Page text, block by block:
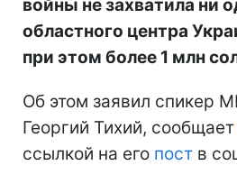
войны не захватила ни
областного центра
при этом более 1 млн
Об этом заявил спикер
Георгий Тихий, сообщает
ссылкой на его пост в